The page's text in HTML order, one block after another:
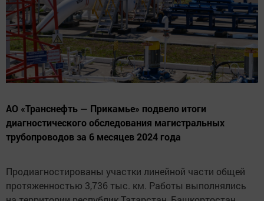
АО «Транснефть — Прикамье» подвело итоги
диагностического обследования магистральных
трубопроводов за 6 месяцев 2024 года
Продиагностированы участки линейной части общей
протяженностью 3,736 тыс. км. Работы выполнялись